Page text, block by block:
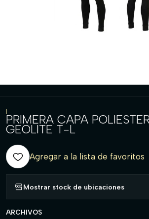
|
PRIMERA CAPA
GEOLITE T-L
Agregar a la lista de favoritos
Mostrar stock de ubicaciones
ARCHIVOS